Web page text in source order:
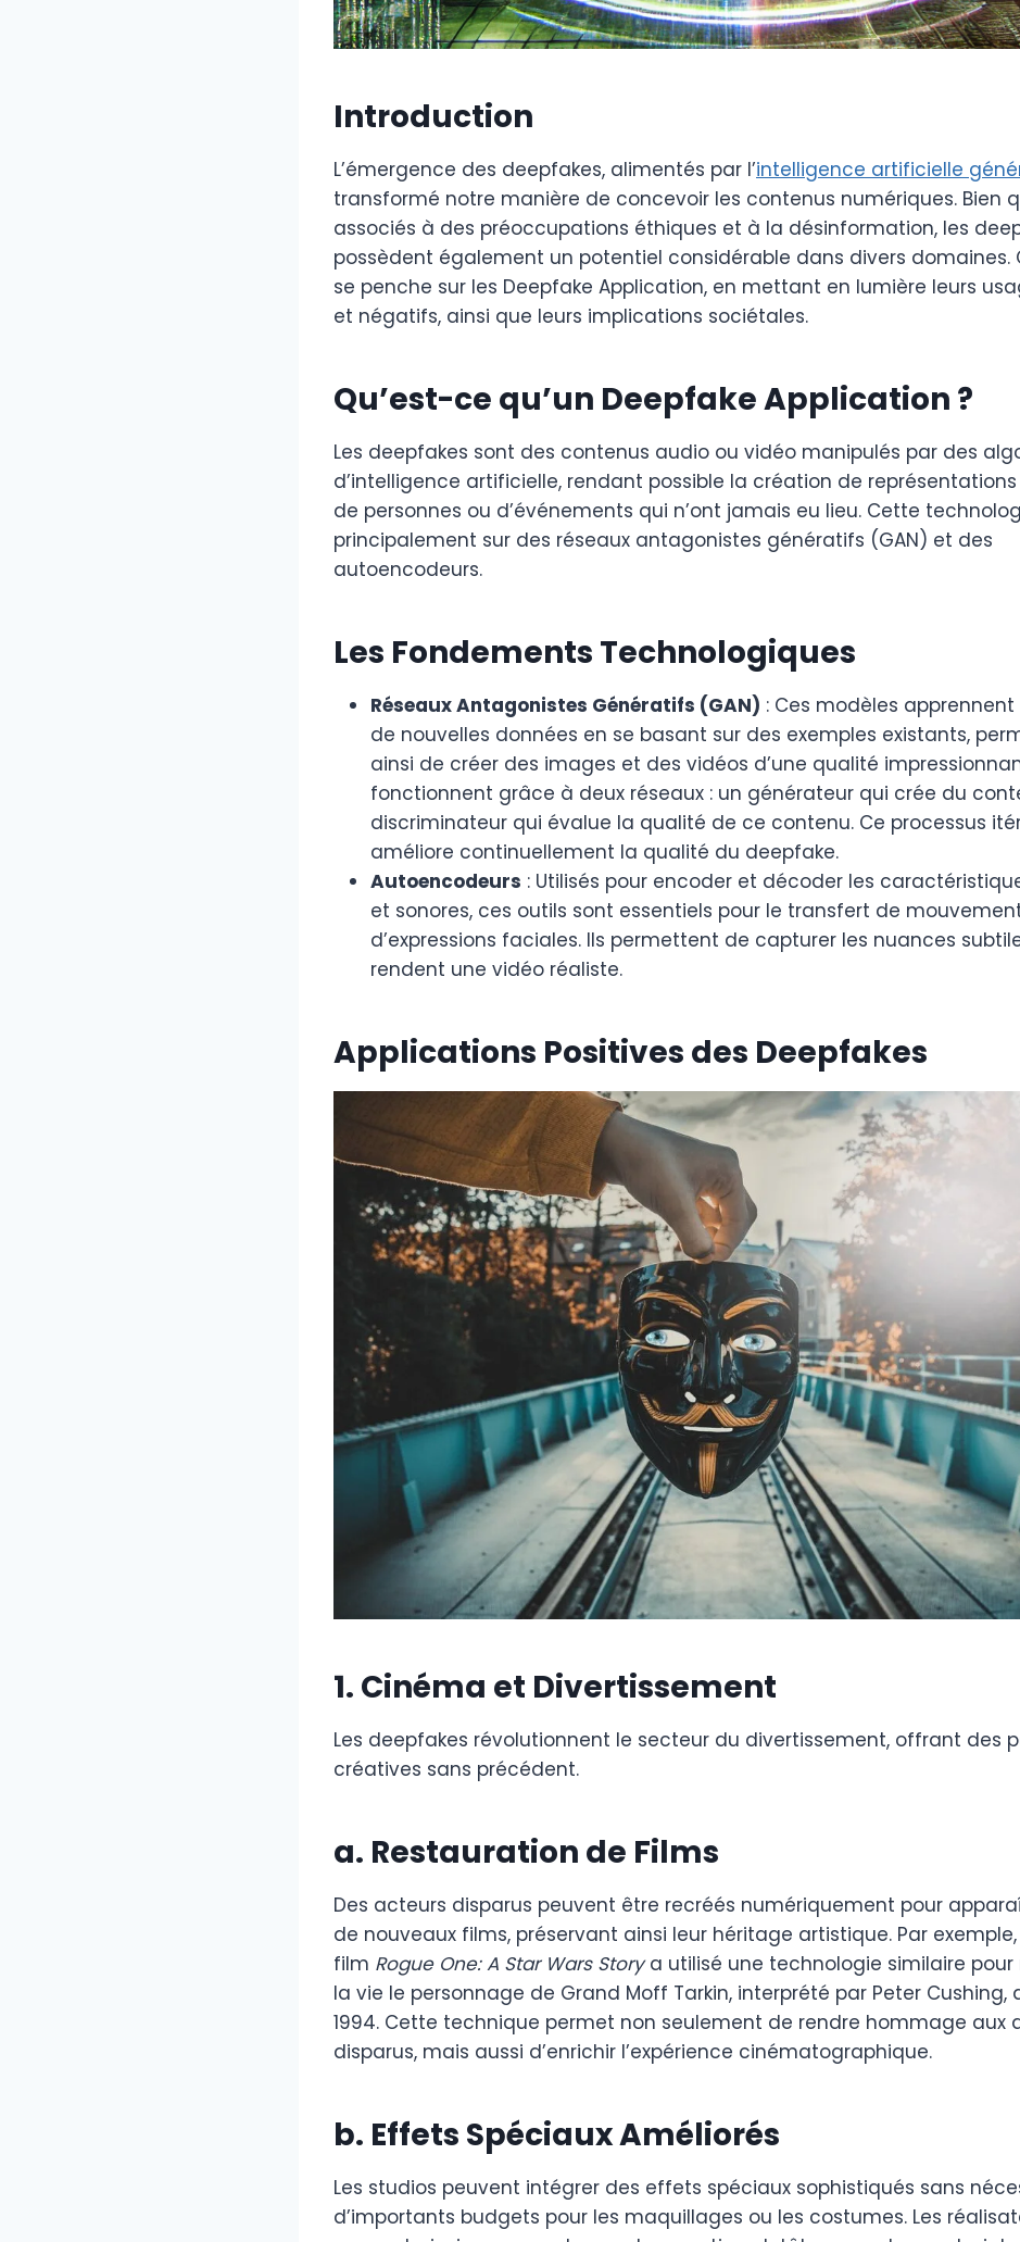
Introduction
L’émergence des deepfakes, alimentés par l’intelligence artificielle
transformé notre manière de concevoir les contenus numériques. Bien
associés à des préoccupations éthiques et à la désinformation, les
possèdent également un potentiel considérable dans divers domaines.
se penche sur les Deepfake Application, en mettant en lumière leurs
et négatifs, ainsi que leurs implications sociétales.
Qu’est-ce qu’un Deepfake Application ?
Les deepfakes sont des contenus audio ou vidéo manipulés par des
d’intelligence artificielle, rendant possible la création de
de personnes ou d’événements qui n’ont jamais eu lieu. Cette
principalement sur des réseaux antagonistes génératifs (GAN) et des
autoencodeurs.
Les Fondements Technologiques
Réseaux Antagonistes Génératifs (GAN) : Ces modèles
de nouvelles données en se basant sur des exemples existants,
ainsi de créer des images et des vidéos d’une qualité
fonctionnent grâce à deux réseaux : un générateur qui crée du
discriminateur qui évalue la qualité de ce contenu. Ce processus
améliore continuellement la qualité du deepfake.
Autoencodeurs : Utilisés pour encoder et décoder les
et sonores, ces outils sont essentiels pour le transfert de
d’expressions faciales. Ils permettent de capturer les nuances
rendent une vidéo réaliste.
Applications Positives des Deepfakes
1. Cinéma et Divertissement
Les deepfakes révolutionnent le secteur du divertissement, offrant des
créatives sans précédent.
a. Restauration de Films
Des acteurs disparus peuvent être recréés numériquement pour
de nouveaux films, préservant ainsi leur héritage artistique. Par exemple,
film Rogue One: A Star Wars Storya utilisé une technologie similaire pour
la vie le personnage de Grand Moff Tarkin, interprété par Peter Cushing,
1994. Cette technique permet non seulement de rendre hommage aux
disparus, mais aussi d’enrichir l’expérience cinématographique.
b. Effets Spéciaux Améliorés
Les studios peuvent intégrer des effets spéciaux sophistiqués sans
d’importants budgets pour les maquillages ou les costumes. Les